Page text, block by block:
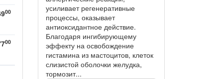
00
00
усиливает регенеративные
процессы, оказывает
антиоксидантное действие.
Благодаря ингибирующему
эффекту на освобождение
гистамина из мастоцитов, клеток
слизистой оболочки желудка,
тормозит...